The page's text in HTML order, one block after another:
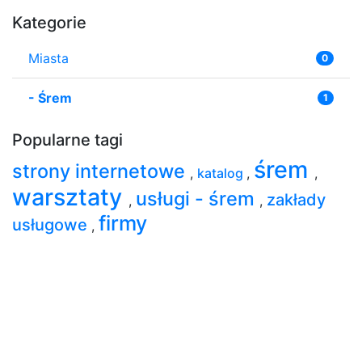
Kategorie
Miasta 0
- Śrem 1
Popularne tagi
strony internetowe , katalog , śrem ,
warsztaty , usługi - śrem , zakłady
usługowe , firmy